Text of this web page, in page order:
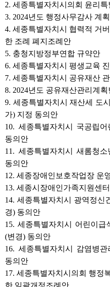
2. 세종특별자치시의회 윤리
3. 2024년도 행정사무감사 계
4. 세종특별자치시 협력적 거
한 조례 폐지조례안
5. 충청지방정부연합 규약안
6. 세종특별자치시 평생교육
7. 세종특별자치시 공유재산
8. 2024년도 공유재산관리계
9. 세종특별자치시 재산세 도
가) 지정 동의안
10. 세종특별자치시 국공립
동의안
11. 세종특별자치시 새롬청
동의안
12. 세종장애인보호작업장 운
13. 세종시장애인가족지원센
14. 세종특별자치시 광역정신
경) 동의안
15. 세종특별자치시 어린이
(변경) 동의안
16. 세종특별자치시 감염병
동의안
17. 세종특별자치시의회 행정
한 일괄개정조례안